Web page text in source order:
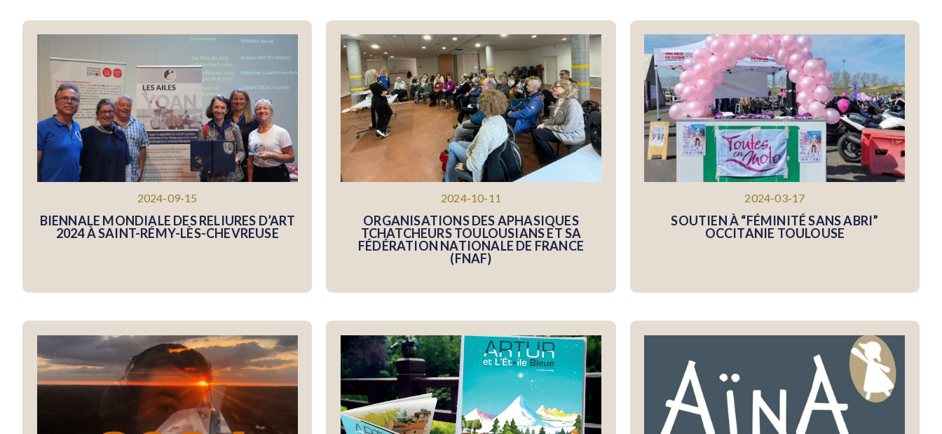
2024-09-15
BIENNALE MONDIALE DES RELIURES D’ART
2024 À SAINT-RÉMY-LÈS-CHEVREUSE
2024-10-11
ORGANISATIONS DES APHASIQUES
TCHATCHEURS TOULOUSIANS ET SA
FÉDÉRATION NATIONALE DE FRANCE
(FNAF)
2024-03-17
SOUTIEN À “FÉMINITÉ SANS ABRI”
OCCITANIE TOULOUSE